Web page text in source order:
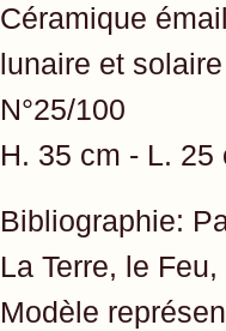
Céramique
lunaire et
N°25/100
H. 35 cm - L. 25
Bibliographie:
La Terre, le
Modèle